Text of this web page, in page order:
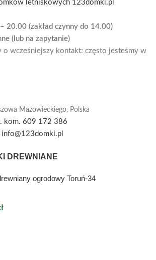
20.00 (zakład czynny do 14.00)
(lub na zapytanie)
o wcześniejszy kontakt: często jesteśmy w
Mazowieckiego, Polska
kom. 609 172 386
info@123domki.pl
DREWNIANE
ogrodowy Toruń-34